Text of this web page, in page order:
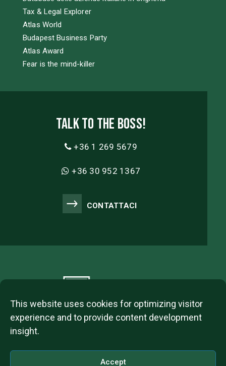
This website uses cookies for optimizing visitor
experience and to provide content development
insight.
Accept
Tax & Legal Explorer
Atlas World
Budapest Business Party
Atlas Award
Fear is the mind-killer
Talk to the boss!
+36 1 269 5679
+36 30 952 1367
CONTATTACI
Dózsa György út 84, 1068 Budapest, Hungary